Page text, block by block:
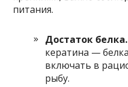
питания.
Достаток белка.
кератина —
включать в
рыбу.